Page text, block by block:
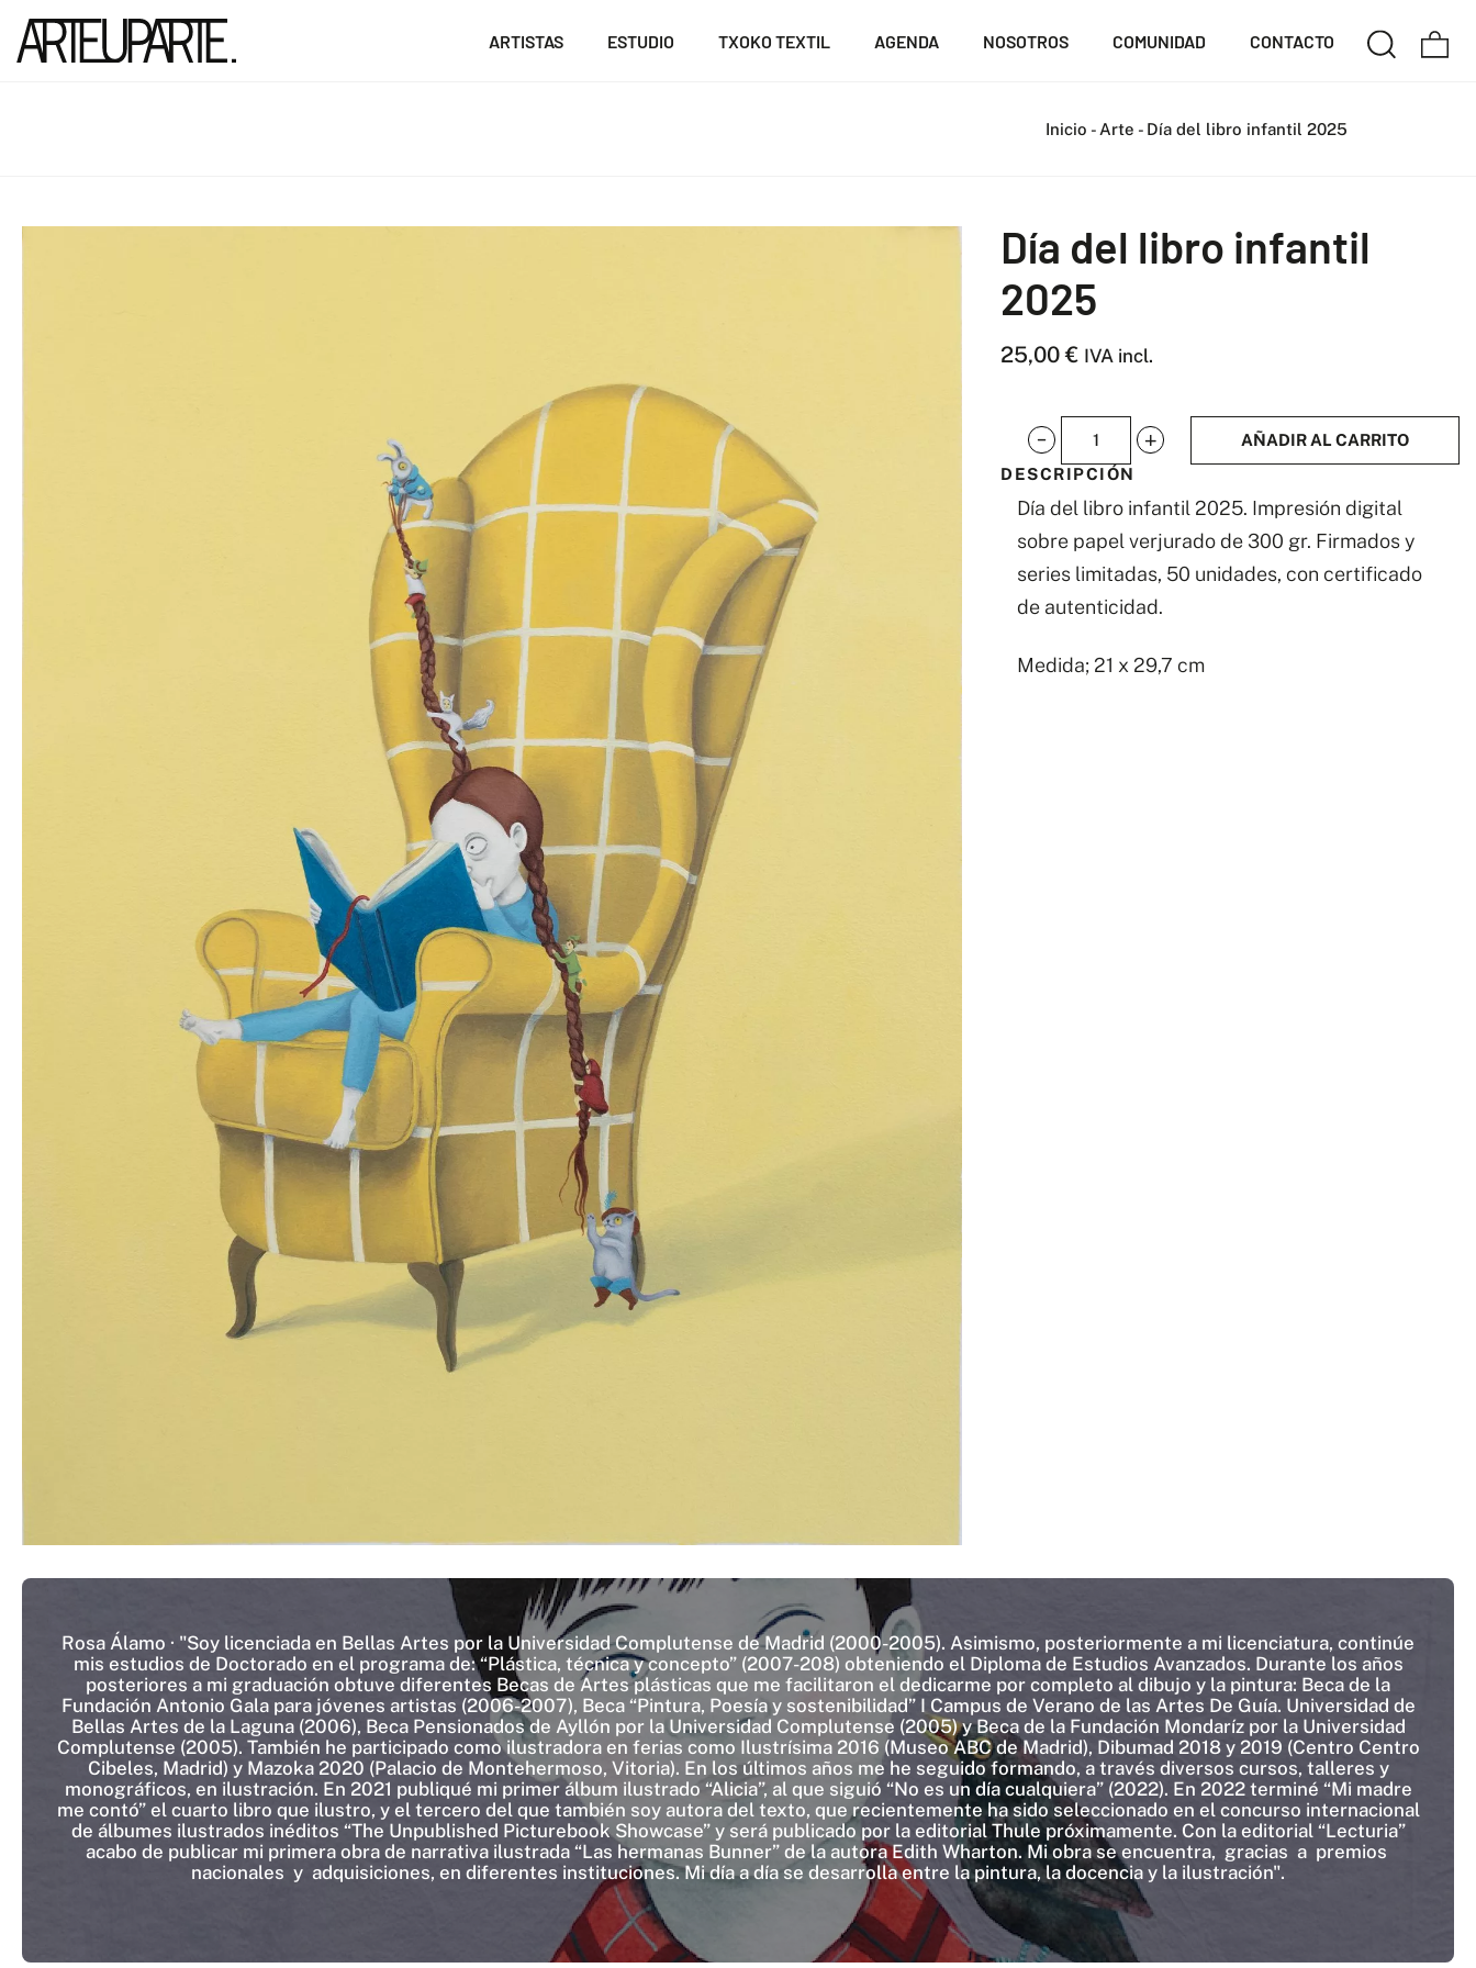
ARTISTAS ESTUDIO TXOKO TEXTIL AGENDA NOSOTROS COMUNIDAD CONTACTO
Inicio - Arte - Día del libro infantil 2025
Día del libro infantil
2025
25,00€ IVA incl.
Día
del
libro
infantil
2025
cantidad
AÑADIR AL CARRITO
DESCRIPCIÓN
Día del libro infantil 2025. Impresión digital
sobre papel verjurado de 300 gr. Firmados y
series limitadas, 50 unidades, con certificado
de autenticidad.
Medida; 21 x 29,7 cm
Rosa Álamo · "Soy licenciada en Bellas Artes por la Universidad Complutense de Madrid (2000-2005). Asimismo, posteriormente a mi licenciatura, continúe
mis estudios de Doctorado en el programa de: “Plástica, técnica y concepto” (2007-208) obteniendo el Diploma de Estudios Avanzados. Durante los años
posteriores a mi graduación obtuve diferentes Becas de Artes plásticas que me facilitaron el dedicarme por completo al dibujo y la pintura: Beca de la
Fundación Antonio Gala para jóvenes artistas (2006-2007), Beca “Pintura, Poesía y sostenibilidad” I Campus de Verano de las Artes De Guía. Universidad de
Bellas Artes de la Laguna (2006), Beca Pensionados de Ayllón por la Universidad Complutense (2005) y Beca de la Fundación Mondaríz por la Universidad
Complutense (2005). También he participado como ilustradora en ferias como Ilustrísima 2016 (Museo ABC de Madrid), Dibumad 2018 y 2019 (Centro Centro
Cibeles, Madrid) y Mazoka 2020 (Palacio de Montehermoso, Vitoria). En los últimos años me he seguido formando, a través diversos cursos, talleres y
monográficos, en ilustración. En 2021 publiqué mi primer álbum ilustrado “Alicia”, al que siguió “No es un día cualquiera” (2022). En 2022 terminé “Mi madre
me contó” el cuarto libro que ilustro, y el tercero del que también soy autora del texto, que recientemente ha sido seleccionado en el concurso internacional
de álbumes ilustrados inéditos “The Unpublished Picturebook Showcase” y será publicado por la editorial Thule próximamente. Con la editorial “Lecturia”
acabo de publicar mi primera obra de narrativa ilustrada “Las hermanas Bunner” de la autora Edith Wharton. Mi obra se encuentra, gracias a premios
nacionales y adquisiciones, en diferentes instituciones. Mi día a día se desarrolla entre la pintura, la docencia y la ilustración".